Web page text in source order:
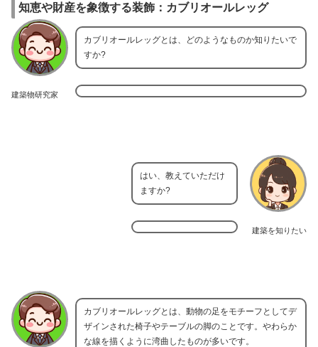
知恵や財産を象徴する装飾：カブリオールレッグ
建築物研究家
カブリオールレッグとは、どのようなものか知りたいで
すか?
建築を知りたい
はい、教えていただけ
ますか?
カブリオールレッグとは、動物の足をモチーフとしてデ
ザインされた椅子やテーブルの脚のことです。やわらか
な線を描くように湾曲したものが多いです。